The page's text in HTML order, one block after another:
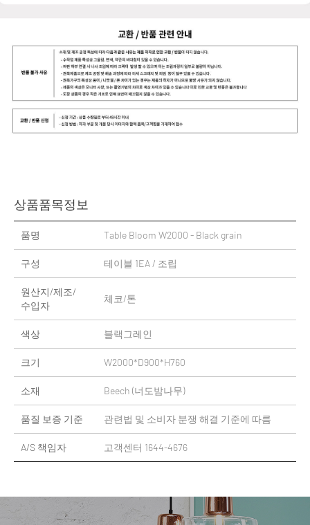
상품품목정보
품명 Table Bloom W2000 - Black grain
구성 테이블 1EA / 조립
원산지/제조/
수입자
체코/톤
색상 블랙그레인
크기 W2000*D900*H760
소재 Beech (너도밤나무)
품질 보증 기준 관련법 및 소비자 분쟁 해결 기준에 따름
A/S 책임자 고객센터 1644-4676